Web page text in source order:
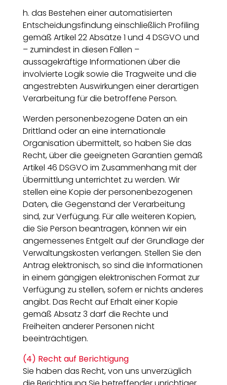
h. das Bestehen einer automatisierten
Entscheidungsfindung einschließlich Profiling
gemäß Artikel 22 Absätze 1 und 4 DSGVO und
– zumindest in diesen Fällen –
aussagekräftige Informationen über die
involvierte Logik sowie die Tragweite und die
angestrebten Auswirkungen einer derartigen
Verarbeitung für die betroffene Person.
Werden personenbezogene Daten an ein
Drittland oder an eine internationale
Organisation übermittelt, so haben Sie das
Recht, über die geeigneten Garantien gemäß
Artikel 46 DSGVO im Zusammenhang mit der
Übermittlung unterrichtet zu werden. Wir
stellen eine Kopie der personenbezogenen
Daten, die Gegenstand der Verarbeitung
sind, zur Verfügung. Für alle weiteren Kopien,
die Sie Person beantragen, können wir ein
angemessenes Entgelt auf der Grundlage der
Verwaltungskosten verlangen. Stellen Sie den
Antrag elektronisch, so sind die Informationen
in einem gängigen elektronischen Format zur
Verfügung zu stellen, sofern er nichts anderes
angibt. Das Recht auf Erhalt einer Kopie
gemäß Absatz 3 darf die Rechte und
Freiheiten anderer Personen nicht
beeinträchtigen.
(4) Recht auf Berichtigung
Sie haben das Recht, von uns unverzüglich